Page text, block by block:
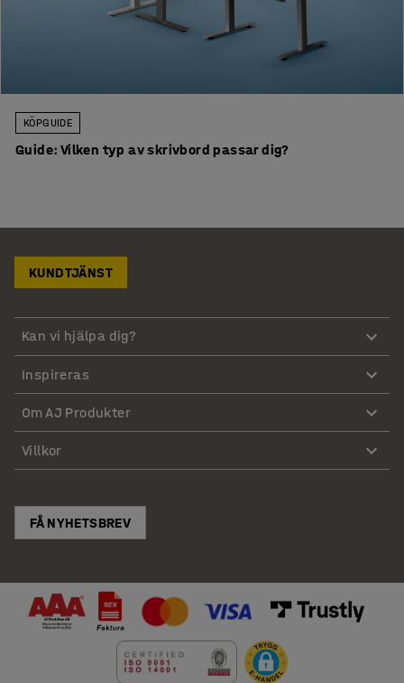
KÖPGUIDE
Guide: Vilken typ av skrivbord passar dig?
KUNDTJÄNST
Kan vi hjälpa dig?
Inspireras
Om AJ Produkter
Villkor
FÅ NYHETSBREV